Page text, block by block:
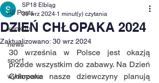
All Posts
konkurs
news
sport
wydarzenie
DZIEŃ CHŁOPAKA 2024
SP18 Elbląg
30 wrz 2024 1 minut(y) czytania
Zaktualizowano: 30 wrz 2024
30 września w Polsce jest okazją
przede wszystkim do zabawy. Na Dzień
Chłopaka nasze dziewczyny planują